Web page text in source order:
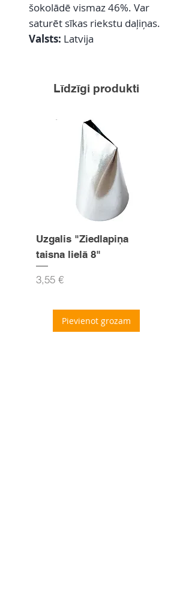
šokolādē vismaz 46%. Var
saturēt sīkas riekstu daļiņas.
Valsts: Latvija
Līdzīgi produkti
Uzgalis "Ziedlapiņa
taisna lielā 8"
Cena
3,55 €
Pievienot grozam